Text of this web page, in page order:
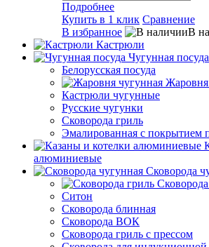
Подробнее
Купить в 1 клик Сравнение
В избранное
В
Кастрюли
Чугунная посуда
Белорусская посуда
Жаровня
Кастрюли чугунные
Русские чугунки
Сковорода гриль
Эмалированная с покрытием
алюминиевые
Сковорода
Ситон
Сковорода блинная
Сковорода ВОК
Сковорода гриль с прессом